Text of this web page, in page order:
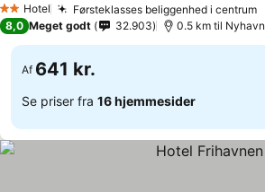
2 Stjerner
Hotel Førsteklasses beliggenhed i centrum
8,0 Meget godt 32.903 0.5 km til Nyhavn
Af 641 kr.
Se priser fra 16 hjemmesider